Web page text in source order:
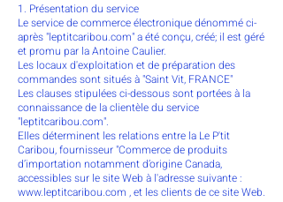
1. Présentation du service
Le service de commerce électronique dénommé ci-
après "leptitcaribou.com" a été conçu, créé; il est géré
et promu par la Antoine Caulier.
Les locaux d'exploitation et de préparation des
commandes sont situés à "Saint Vit, FRANCE"
Les clauses stipulées ci-dessous sont portées à la
connaissance de la clientèle du service
"leptitcaribou.com".
Elles déterminent les relations entre la Le P'tit
Caribou, fournisseur "Commerce de produits
d’importation notamment d’origine Canada,
accessibles sur le site Web à l'adresse suivante :
www.leptitcaribou.com , et les clients de ce site Web.